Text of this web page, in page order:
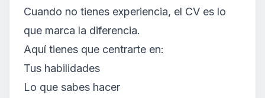
Cuando no tienes experiencia, el CV es lo
que marca la diferencia.
Aquí tienes que centrarte en:
Tus habilidades
Lo que sabes hacer